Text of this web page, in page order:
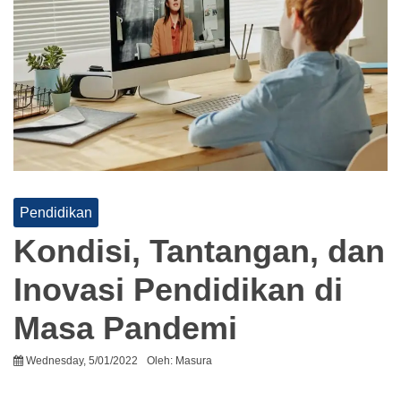
Pendidikan
Kondisi, Tantangan, dan
Inovasi Pendidikan di
Masa Pandemi
Wednesday, 5/01/2022 Oleh: Masura